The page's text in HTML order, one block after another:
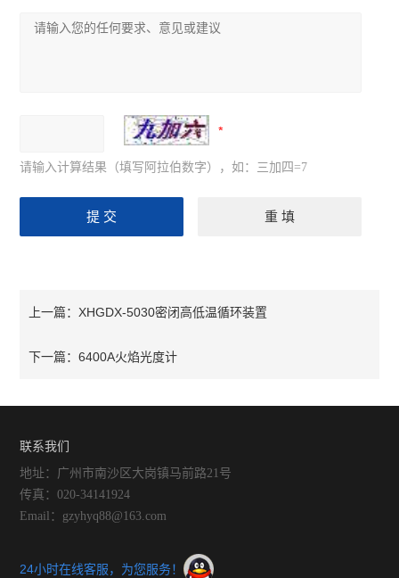
请输入计算结果（填写阿拉伯数字），如：三加四=7
上一篇：XHGDX-5030密闭高低温循环装置
下一篇：6400A火焰光度计
联系我们
地址：广州市南沙区大岗镇马前路21号
传真：020-34141924
Email：gzyhyq88@163.com
24小时在线客服，为您服务！